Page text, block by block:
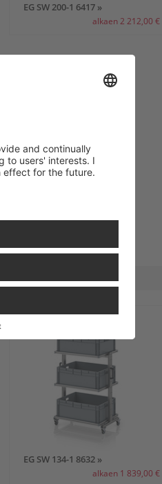
EG SW 200-1 6417 »
alkaen 2 212,00 €
EG SW 134-1 8632 »
alkaen 1 839,00 €